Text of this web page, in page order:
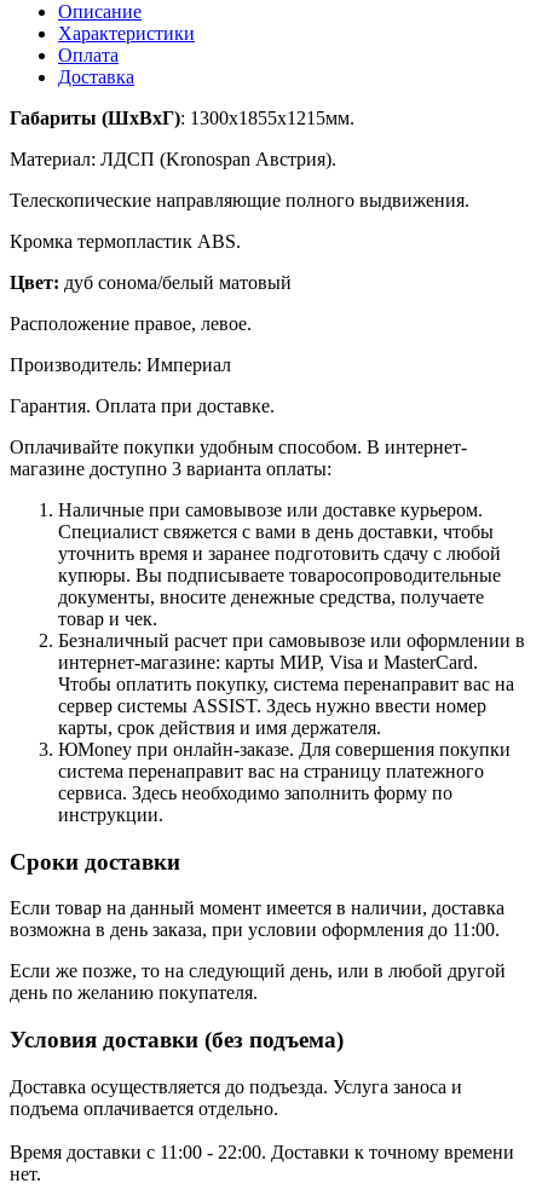
Описание
Характеристики
Оплата
Доставка
Габариты (ШхВхГ): 1300х1855х1215мм.
Материал: ЛДСП (Kronospan Австрия).
Телескопические направляющие полного выдвижения.
Кромка термопластик ABS.
Цвет: дуб сонома/белый матовый
Расположение правое, левое.
Производитель: Империал
Гарантия. Оплата при доставке.
Оплачивайте покупки удобным способом. В интернет-
магазине доступно 3 варианта оплаты:
Наличные при самовывозе или доставке курьером.
Специалист свяжется с вами в день доставки, чтобы
уточнить время и заранее подготовить сдачу с любой
купюры. Вы подписываете товаросопроводительные
документы, вносите денежные средства, получаете
товар и чек.
Безналичный расчет при самовывозе или оформлении в
интернет-магазине: карты МИР, Visa и MasterCard.
Чтобы оплатить покупку, система перенаправит вас на
сервер системы ASSIST. Здесь нужно ввести номер
карты, срок действия и имя держателя.
ЮMoney при онлайн-заказе. Для совершения покупки
система перенаправит вас на страницу платежного
сервиса. Здесь необходимо заполнить форму по
инструкции.
Сроки доставки
Если товар на данный момент имеется в наличии, доставка
возможна в день заказа, при условии оформления до 11:00.
Если же позже, то на следующий день, или в любой другой
день по желанию покупателя.
Условия доставки (без подъема)
Доставка осуществляется до подъезда. Услуга заноса и
подъема оплачивается отдельно.
Время доставки с 11:00 - 22:00. Доставки к точному времени
нет.